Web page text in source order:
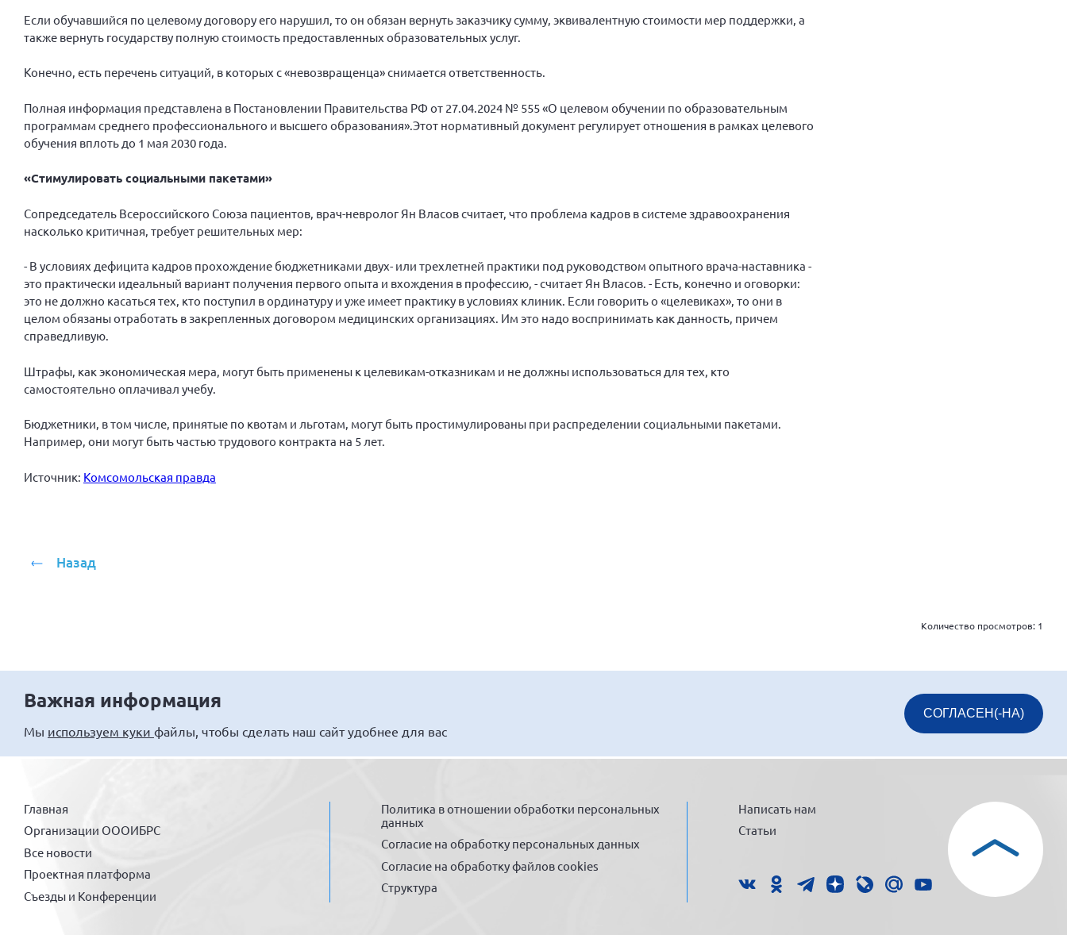
Если обучавшийся по целевому договору его нарушил, то он обязан вернуть заказчику сумму, эквивалентную стоимости мер поддержки, а
также вернуть государству полную стоимость предоставленных образовательных услуг.
Конечно, есть перечень ситуаций, в которых с «невозвращенца» снимается ответственность.
Полная информация представлена в Постановлении Правительства РФ от 27.04.2024 № 555 «О целевом обучении по образовательным
программам среднего профессионального и высшего образования».Этот нормативный документ регулирует отношения в рамках целевого
обучения вплоть до 1 мая 2030 года.
«Стимулировать социальными пакетами»
Сопредседатель Всероссийского Союза пациентов, врач-невролог Ян Власов считает, что проблема кадров в системе здравоохранения
насколько критичная, требует решительных мер:
- В условиях дефицита кадров прохождение бюджетниками двух- или трехлетней практики под руководством опытного врача-наставника -
это практически идеальный вариант получения первого опыта и вхождения в профессию, - считает Ян Власов. - Есть, конечно и оговорки:
это не должно касаться тех, кто поступил в ординатуру и уже имеет практику в условиях клиник. Если говорить о «целевиках», то они в
целом обязаны отработать в закрепленных договором медицинских организациях. Им это надо воспринимать как данность, причем
справедливую.
Штрафы, как экономическая мера, могут быть применены к целевикам-отказникам и не должны использоваться для тех, кто
самостоятельно оплачивал учебу.
Бюджетники, в том числе, принятые по квотам и льготам, могут быть простимулированы при распределении социальными пакетами.
Например, они могут быть частью трудового контракта на 5 лет.
Источник: Комсомольская правда
Назад
Количество просмотров: 1
Важная информация
Мы используем куки файлы, чтобы сделать наш сайт удобнее для вас
СОГЛАСЕН(-НА)
Главная
Организации ОООИБРС
Все новости
Проектная платформа
Съезды и Конференции
Политика в отношении обработки персональных
данных
Согласие на обработку персональных данных
Согласие на обработку файлов cookies
Структура
Написать нам
Статьи